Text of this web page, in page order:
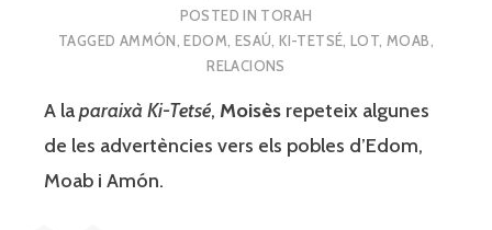
POSTED IN TORAH
TAGGED AMMÓN,EDOM, ESAÚ,KI-TETSÉ,LOT, MOAB,
RELACIONS
A laparaixà Ki-Tetsé, Moisès repeteix algunes
de les advertències vers els pobles d’Edom,
Moab i Amón.